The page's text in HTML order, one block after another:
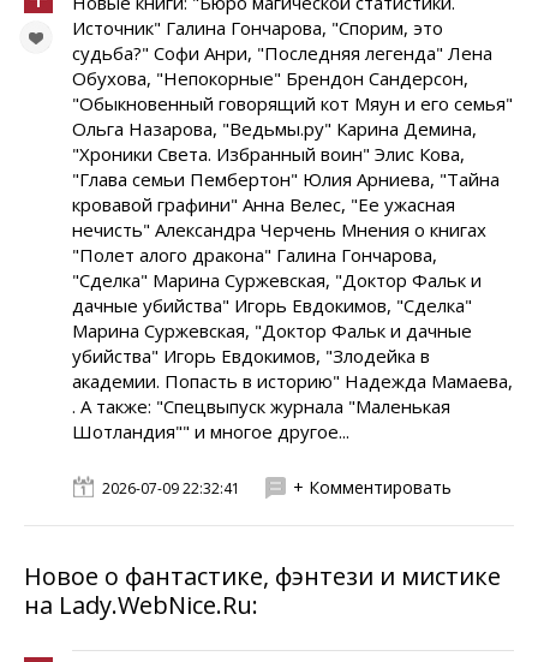
Источник" Галина Гончарова, "Спорим, это
судьба?" Софи Анри, "Последняя легенда" Лена
Обухова, "Непокорные" Брендон Сандерсон,
"Обыкновенный говорящий кот Мяун и его семья"
Ольга Назарова, "Ведьмы.ру" Карина Демина,
"Хроники Света. Избранный воин" Элис Кова,
"Глава семьи Пембертон" Юлия Арниева, "Тайна
кровавой графини" Анна Велес, "Ее ужасная
нечисть" Александра Черчень Мнения о книгах
"Полет алого дракона" Галина Гончарова,
"Сделка" Марина Суржевская, "Доктор Фальк и
дачные убийства" Игорь Евдокимов, "Сделка"
Марина Суржевская, "Доктор Фальк и дачные
убийства" Игорь Евдокимов, "Злодейка в
академии. Попасть в историю" Надежда Мамаева,
. А также: "Спецвыпуск журнала "Маленькая
Шотландия"" и многое другое...
2026-07-09 22:32:41 + Комментировать
Новое о фантастике, фэнтези и мистике
на Lady.WebNice.Ru: